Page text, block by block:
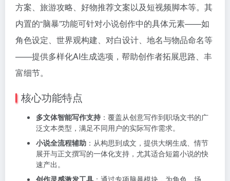
方案、旅游攻略、好物推荐文案以及短视频脚本等。其
内置的“脑暴”功能可针对小说创作中的具体元素——如
角色设定、世界观构建、对白设计、地名与物品命名等
——提供多样化AI生成选项，帮助创作者拓展思路、丰
富细节。
核心功能特点
多文体智能写作支持 ：覆盖从创意写作到职场文书的广
泛文本类型，满足不同用户的实际写作需求。
小说全流程辅助 ：从构思到成文，提供大纲生成、情节
展开与正文撰写的一体化支持，尤其适合短篇小说的快
速产出。
创作灵感激发工具 ：通过专项脑暴模块，为角色、场